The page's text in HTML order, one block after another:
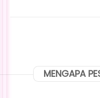
MENGAPA